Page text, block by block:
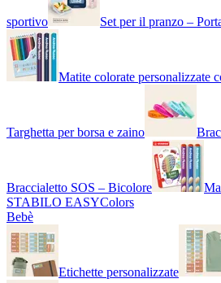
sportivo Set per il pranzo –
Matite colorate personalizzate
Targhetta per borsa e zaino
Braccialetto SOS – Bicolore
STABILO EASYColors
Bebè
Etichette personalizzate